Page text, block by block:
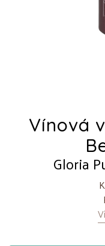
Vínová
Gloria